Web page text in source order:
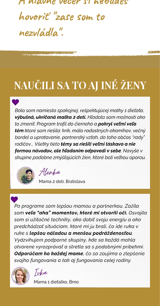
hovoriť "zase som to
nezvládla".
NAUČILI SA TO AJ INÉ ŽENY